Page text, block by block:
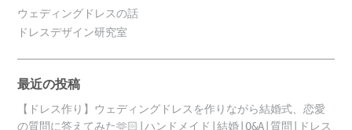
ウェディングドレスの話
ドレスデザイン研究室
最近の投稿
【ドレス作り】ウェディングドレスを作りながら結婚式、恋愛
の質問に答えてみた🫶🏻|ハンドメイド|結婚|Q&A|質問|ドレス